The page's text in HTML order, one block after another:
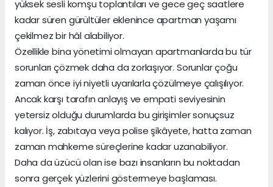
yüksek sesli komşu toplantıları ve gece geç saatlere
kadar süren gürültüler eklenince apartman yaşamı
çekilmez bir hâl alabiliyor.
Özellikle bina yönetimi olmayan apartmanlarda bu tür
sorunları çözmek daha da zorlaşıyor. Sorunlar çoğu
zaman önce iyi niyetli uyarılarla çözülmeye çalışılıyor.
Ancak karşı tarafın anlayış ve empati seviyesinin
yetersiz olduğu durumlarda bu girişimler sonuçsuz
kalıyor. İş, zabıtaya veya polise şikâyete, hatta zaman
zaman mahkeme süreçlerine kadar uzanabiliyor.
Daha da üzücü olan ise bazı insanların bu noktadan
sonra gerçek yüzlerini göstermeye başlaması.